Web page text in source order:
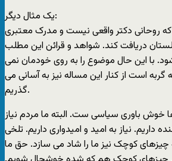
یک مثال دیگر:
روحانی دکتر واقعی نیست و مدرک معتبری
دریافت کند. شواهد و قرائن این مطلب
با این حال موضوع را به روی خودمان نمی
گربه است از کنار این مساله نیز به آسانی می
گذریم.
خوش باوری سیاسی ست. البته ما مردم نیاز
داریم. نیاز به امید و امیدواری داریم. تلخی
چیزهای کوچک نیز ما را شاد می سازد. حق ما